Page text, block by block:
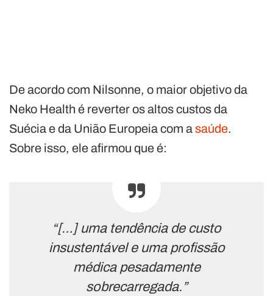
De acordo com Nilsonne, o maior objetivo da
Neko Health é reverter os altos custos da
Suécia e da União Europeia com asaúde.
Sobre isso, ele afirmou que é:
“[…] uma tendência de custo
insustentável e uma profissão
médica pesadamente
sobrecarregada.”